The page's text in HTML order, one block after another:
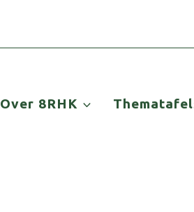
Over 8RHK